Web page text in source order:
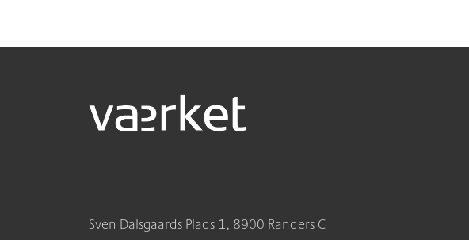
Sven Dalsgaards Plads 1, 8900 Randers C